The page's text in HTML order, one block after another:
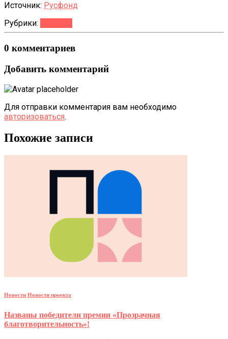
Источник: Русфонд
Рубрики:
0 комментариев
Добавить комментарий
Для отправки комментария вам необходимо
авторизоваться.
Похожие записи
Новости Новости проекта
Названы победители премии «Прозрачная
благотворительность»!